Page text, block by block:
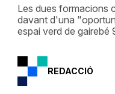
Les dues formacions
davant d'una
espai verd de gairebé
REDACCIÓ